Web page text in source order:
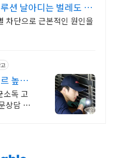
션 날아디는 벌레도 완
차단으로 근본적인 원인을
높은
상담 1:1